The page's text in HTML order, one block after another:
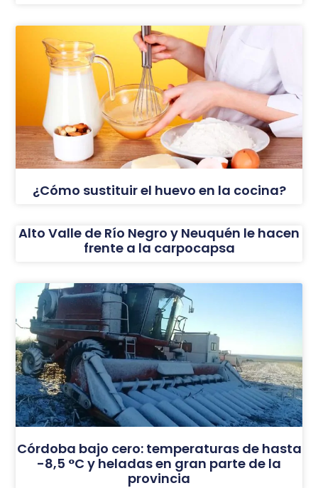
¿Cómo sustituir el huevo en la cocina?
Alto Valle de Río Negro y Neuquén le hacen
frente a la carpocapsa
Córdoba bajo cero: temperaturas de hasta
-8,5 °C y heladas en gran parte de la
provincia